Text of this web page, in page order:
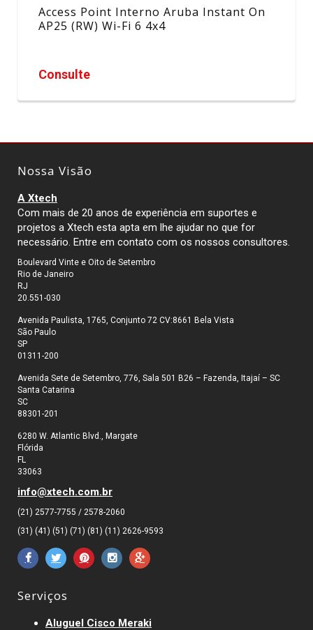
Access Point Interno Aruba Instant On
AP25 (RW) Wi-Fi 6 4x4
Consulte
Nossa Visão
A Xtech
Com mais de 20 anos de experiência em suportes e
projetos a Xtech esta apta em lhe ajudar no que for
necessário. Entre em contato com os nossos consultores.
Boulevard Vinte e Oito de Setembro
Rio de Janeiro
RJ
20.551-030
Avenida Paulista, 1765, Conjunto 72 CV:8661 Bela Vista
São Paulo
SP
01311-200
Avenida Sete de Setembro, 776, Sala 501 B26 – Fazenda, Itajaí – SC
Santa Catarina
SC
88301-201
6280 W. Atlantic Blvd., Margate
Flórida
FL
33063
info@xtech.com.br
(21) 2577-7755 / 2578-2060
(31) (41) (51) (71) (81) (11) 2626-9593
Serviços
Aluguel Cisco Meraki